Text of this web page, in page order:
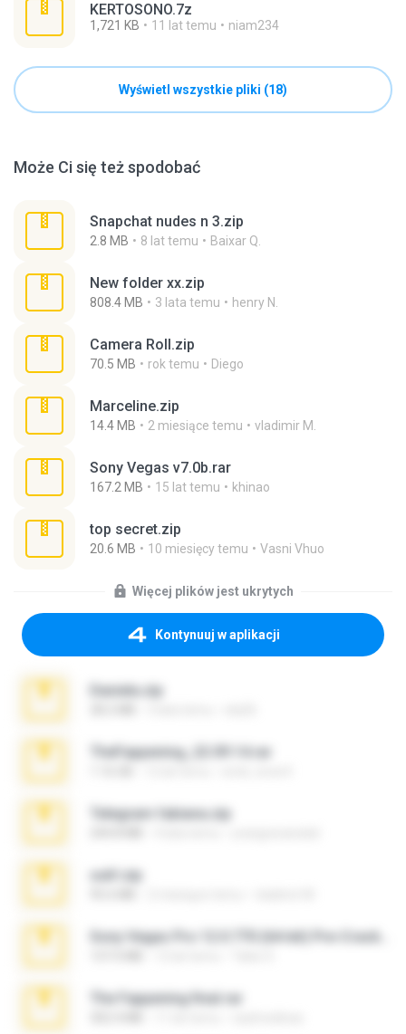
KERTOSONO.7z
1,721 KB 11 lat temu niam234
Wyświetl wszystkie pliki (18)
Może Ci się też spodobać
Snapchat nudes n 3.zip
2.8 MB 8 lat temu Baixar Q.
New folder xx.zip
808.4 MB 3 lata temu henry N.
Camera Roll.zip
70.5 MB rok temu Diego
Marceline.zip
14.4 MB 2 miesiące temu vladimir M.
Sony Vegas v7.0b.rar
167.2 MB 15 lat temu khinao
top secret.zip
20.6 MB 10 miesięcy temu Vasni Vhuo
Więcej plików jest ukrytych
Kontynuuj w aplikacji
Daniela.zip
TheFappening_22.09.14.rar
Telegram fabiana.zip
ouh!.zip
The Fappening final.rar